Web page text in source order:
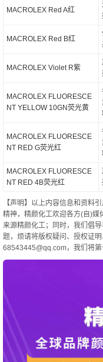
MACROLEX Red A红
MACROLEX Red B红
MACROLEX Violet R紫
MACROLEX FLUORESCE
NT YELLOW 10GN荧光黄
MACROLEX FLUORESCE
NT RED G荧光红
MACROLEX FLUORESCE
NT RED 4B荧光红
【声明】以上内容信息和资料
精神，精颜化工欢迎各方(自)媒
来源精颜化工；同时，我们倡
题，烦请将版权疑问、授权证
68543445@qq.com，我们将第